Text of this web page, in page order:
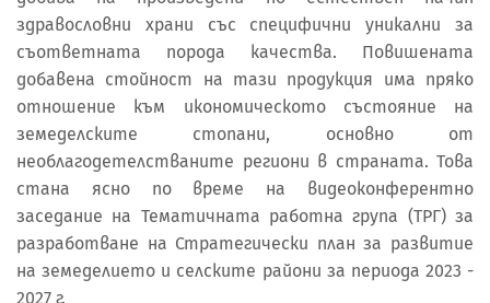
здравословни храни със специфични уникални за
съответната порода качества. Повишената
добавена стойност на тази продукция има пряко
отношение към икономическото състояние на
земеделските стопани, основно от
необлагодетелстваните региони в страната. Това
стана ясно по време на видеоконферентно
заседание на Тематичната работна група (ТРГ) за
разработване на Стратегически план за развитие
на земеделието и селските райони за периода 2023 -
2027 г.